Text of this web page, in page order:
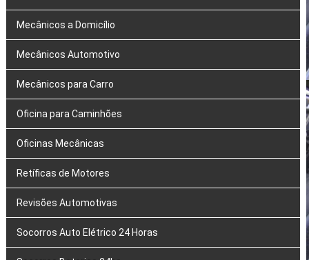
Mecânicos a Domicílio
Mecânicos Automotivo
Mecânicos para Carro
Oficina para Caminhões
Oficinas Mecânicas
Retíficas de Motores
Revisões Automotivas
Socorros Auto Elétrico 24 Horas